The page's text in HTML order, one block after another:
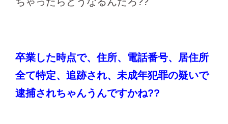
卒業した時点で、住所、電話番号、居住所
全て特定、追跡され、未成年犯罪の疑いで
逮捕されちゃんうんですかね??